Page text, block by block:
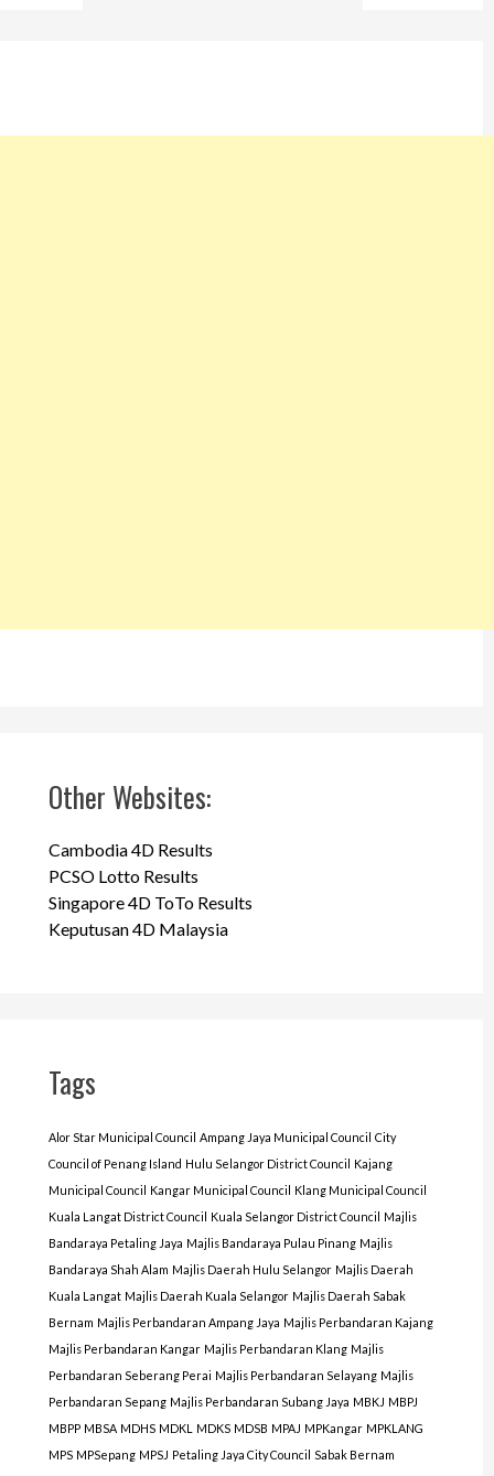
Other Websites:
Cambodia 4D Results
PCSO Lotto Results
Singapore 4D ToTo Results
Keputusan 4D Malaysia
Tags
Alor Star Municipal Council Ampang Jaya Municipal Council City
Council of Penang Island Hulu Selangor District Council Kajang
Municipal Council Kangar Municipal Council Klang Municipal Council
Kuala Langat District Council Kuala Selangor District Council Majlis
Bandaraya Petaling Jaya Majlis Bandaraya Pulau Pinang Majlis
Bandaraya Shah Alam Majlis Daerah Hulu Selangor Majlis Daerah
Kuala Langat Majlis Daerah Kuala Selangor Majlis Daerah Sabak
Bernam Majlis Perbandaran Ampang Jaya Majlis Perbandaran Kajang
Majlis Perbandaran Kangar Majlis Perbandaran Klang Majlis
Perbandaran Seberang Perai Majlis Perbandaran Selayang Majlis
Perbandaran Sepang Majlis Perbandaran Subang Jaya MBKJ MBPJ
MBPP MBSA MDHS MDKL MDKS MDSB MPAJ MPKangar MPKLANG
MPS MPSepang MPSJ Petaling Jaya City Council Sabak Bernam